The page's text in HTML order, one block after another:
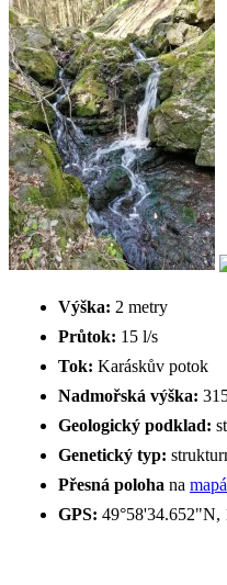
Výška: 2 metry
Průtok: 15 l/s
Tok: Karáskův potok
Nadmořská výška:
Geologický podklad:
Genetický typ:
Přesná poloha na
GPS: 49°58'34.652"N,